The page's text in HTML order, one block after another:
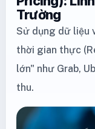
Trường
Sử dụng dữ liệu
thời gian thực
lớn" như Grab,
thu.